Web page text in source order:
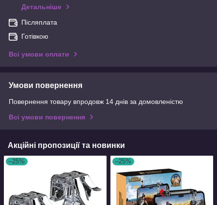
Детальніше
Післяплата
Готівкою
Всі умови оплати
Умови повернення
Повернення товару впродовж 14 днів за домовленістю
Всі умови повернення
Акційні пропозиції та новинки
–25% –25%